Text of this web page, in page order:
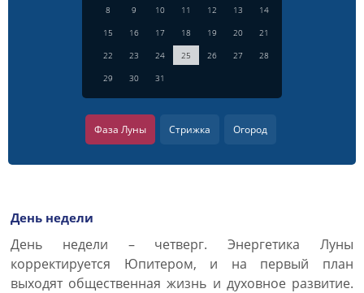
8
9 10 11 12 13
14
15
16 17 18 19 20
21
22
23 24 25 26 27
28
29
30 31
Фаза Луны Стрижка Огород
День недели
День недели – четверг. Энергетика Луны
корректируется Юпитером, и на первый план
выходят общественная жизнь и духовное развитие.